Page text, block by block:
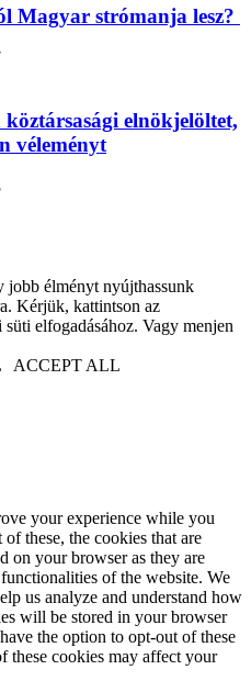
Magyar strómanja lesz?
elnökjelöltet,
véleményt
jobb élményt nyújthassunk
Kérjük, kattintson az
elfogadásához. Vagy menjen
ACCEPT ALL
your experience while you
these, the cookies that are
on your browser as they are
of the website. We
us analyze and understand how
will be stored in your browser
the option to opt-out of these
these cookies may affect your